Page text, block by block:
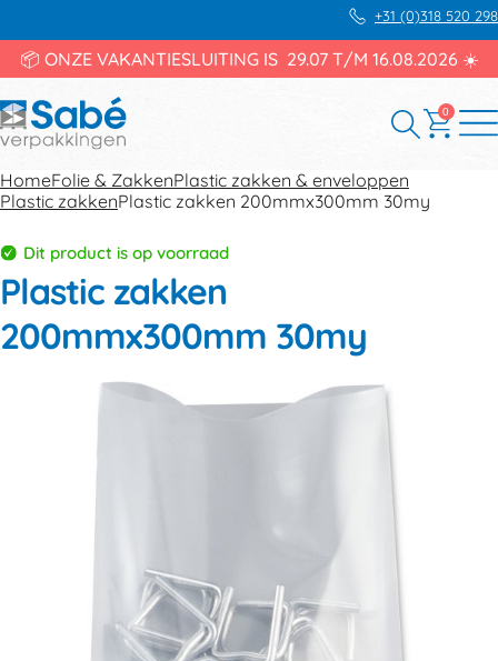
+31 (0)318 520 298
📦 ONZE VAKANTIESLUITING IS 29.07 T/M 16.08.2026 ☀️
0
HomeFolie & ZakkenPlastic zakken & enveloppen
Plastic zakkenPlastic zakken 200mmx300mm 30my
Dit product is op voorraad
Plastic zakken
200mmx300mm 30my